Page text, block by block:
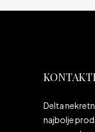
Delta
najbolje